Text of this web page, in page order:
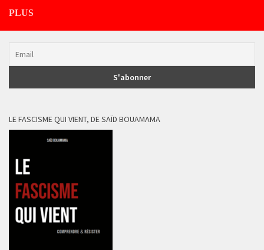
PLUS
LE FASCISME QUI VIENT, DE SAÏD BOUAMAMA